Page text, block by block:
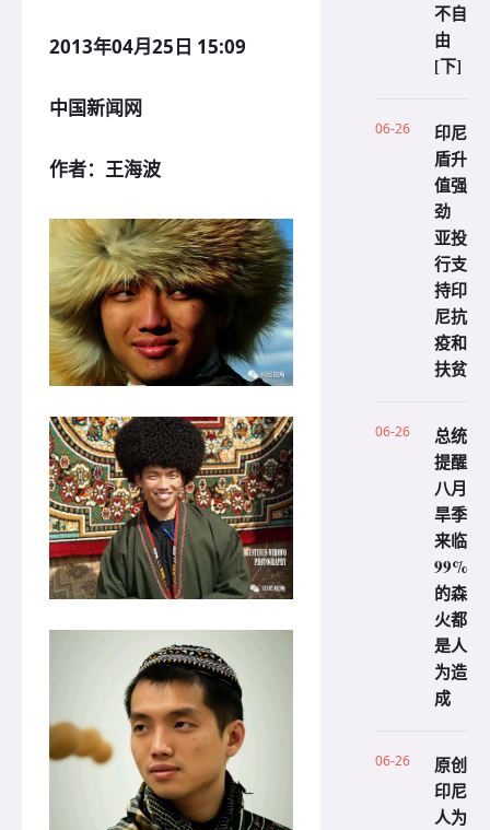
2013年04月25日 15:09
中国新闻网
作者：王海波
不自
由
[下]
06-26
印尼
盾升
值强
劲
亚投
行支
持印
尼抗
疫和
扶贫
06-26
总统
提醒
八月
旱季
来临
99%
的森
火都
是人
为造
成
06-26
原创
印尼
人为